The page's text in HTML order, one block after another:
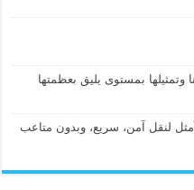
بمستوى يليق بعظمتها
لنقل آمن، سريع، وبدون متاعب